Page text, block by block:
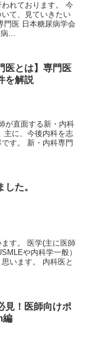
れております。 今
て、見ていきたい
門医 日本糖尿病学会
...
医とは】専門医
を解説
が直面する新・内科
主に、今後内科を志
す。 新・内科専門
た。
す。 医学(主に医師
や内科学一般）
います。 内科医と
見！医師向けポ
編